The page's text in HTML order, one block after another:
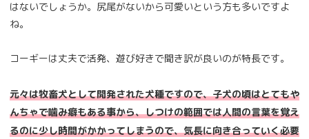
はないでしょうか。尻尾がないから可愛いという方も多いですよ
ね。
コーギーは丈夫で活発、遊び好きで聞き訳が良いのが特長です。
元々は牧畜犬として開発された犬種ですので、子犬の頃はとてもや
んちゃで噛み癖もある事から、しつけの範囲では人間の言葉を覚え
るのに少し時間がかかってしまうので、気長に向き合っていく必要